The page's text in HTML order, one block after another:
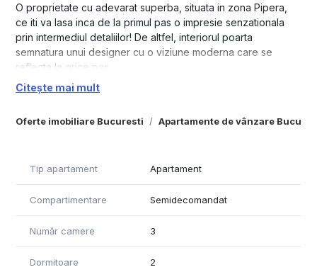
Oferte imobiliare Bucuresti Apartamente de vânzare
O proprietate cu adevarat superba, situata in zona Pipera,
ce iti va lasa inca de la primul pas o impresie senzationala
prin intermediul detaliilor! De altfel, interiorul poarta
semnatura unui designer cu o viziune moderna care se
reflecta la orice pas.
Apartamentul cu 3 camere si o gradina/terasa amenajata are
amestecului de elemente si nuante naturale, ce accentueaza
In ceea ce priveste cele doua dormitoarele si baia cu cada,
familiar.
Proprietatea dispune de mobilier Natuzzi si Rovere,
Citește mai mult
Tip apartament Apartament
Compartimentare Semidecomandat
Număr camere 3
Dormitoare 2